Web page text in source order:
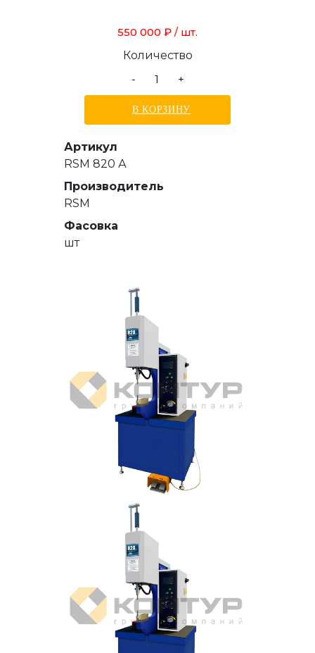
550 000 ₽ / шт.
Количество
-
+
В КОРЗИНУ
Артикул
RSM 820 А
Производитель
RSM
Фасовка
шт